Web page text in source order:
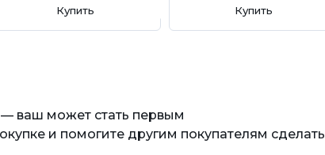
Купить Купить
— ваш может стать первым
и помогите другим покупателям сделать